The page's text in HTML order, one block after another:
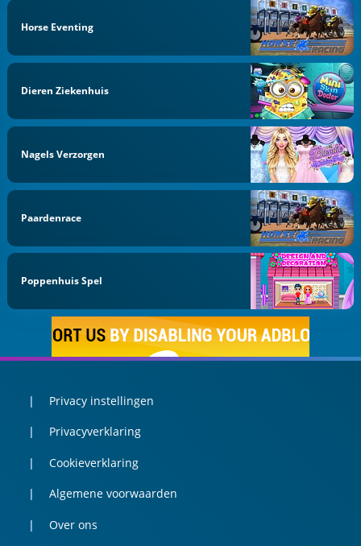
Horse Eventing
Dieren Ziekenhuis
Nagels Verzorgen
Paardenrace
Poppenhuis Spel
Privacy instellingen
Privacyverklaring
Cookieverklaring
Algemene voorwaarden
Over ons